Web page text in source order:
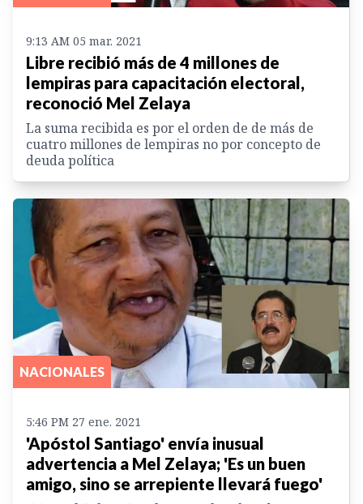
9:13 AM 05 mar. 2021
Libre recibió más de 4 millones de
lempiras para capacitación electoral,
reconoció Mel Zelaya
La suma recibida es por el orden de de más de
cuatro millones de lempiras no por concepto de
deuda política
NACIONALES
5:46 PM 27 ene. 2021
'Apóstol Santiago' envía inusual
advertencia a Mel Zelaya; 'Es un buen
amigo, sino se arrepiente llevará fuego'